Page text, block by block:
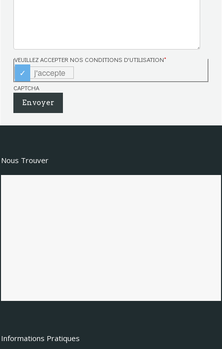
VEUILLEZ ACCEPTER NOS CONDITIONS D'UTILISATION*
j'accepte
CAPTCHA
Nous Trouver
Informations Pratiques